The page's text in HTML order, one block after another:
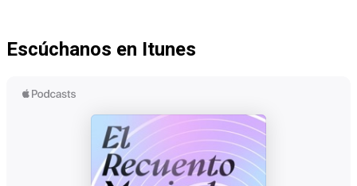
Escúchanos en Itunes